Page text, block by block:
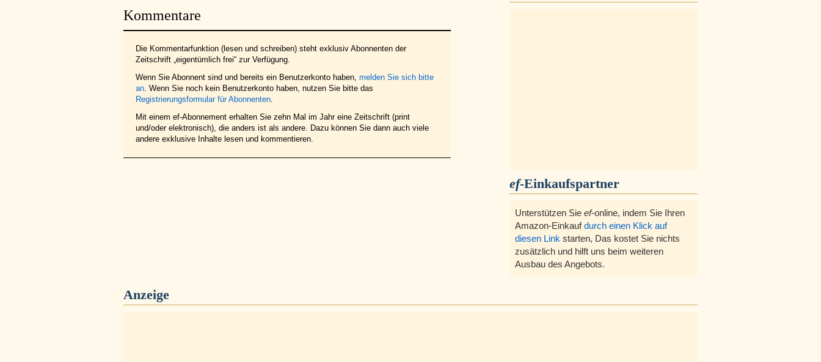
Kommentare
Die Kommentarfunktion (lesen und schreiben) steht exklusiv Abonnenten der
Zeitschrift „eigentümlich frei“ zur Verfügung.
Wenn Sie Abonnent sind und bereits ein Benutzerkonto haben, melden Sie sich bitte
an. Wenn Sie noch kein Benutzerkonto haben, nutzen Sie bitte das
Registrierungsformular für Abonnenten.
Mit einem ef-Abonnement erhalten Sie zehn Mal im Jahr eine Zeitschrift (print
und/oder elektronisch), die anders ist als andere. Dazu können Sie dann auch viele
andere exklusive Inhalte lesen und kommentieren.
ef-Einkaufspartner
Unterstützen Sie ef-online, indem Sie Ihren
Amazon-Einkaufdurch einen Klick auf
diesen Link starten, Das kostet Sie nichts
zusätzlich und hilft uns beim weiteren
Ausbau des Angebots.
Anzeige